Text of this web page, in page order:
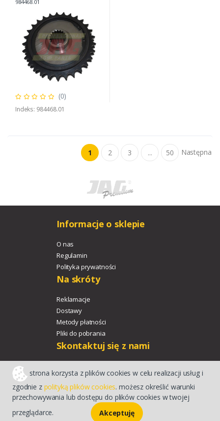
strona korzysta z plików cookies w celu realizacji usług i
zgodnie z polityką plików cookies. możesz określić warunki
przechowywania lub dostępu do plików cookies w twojej
przeglądarce.
Akceptuję
984468.01
(0)
Indeks: 984468.01
1 2 3 ... 50 Następna
Informacje o sklepie
O nas
Regulamin
Polityka prywatności
Na skróty
Reklamacje
Dostawy
Metody płatności
Pliki do pobrania
Skontaktuj się z nami
agroport@agroport.tech
Sklep internetowy CStore